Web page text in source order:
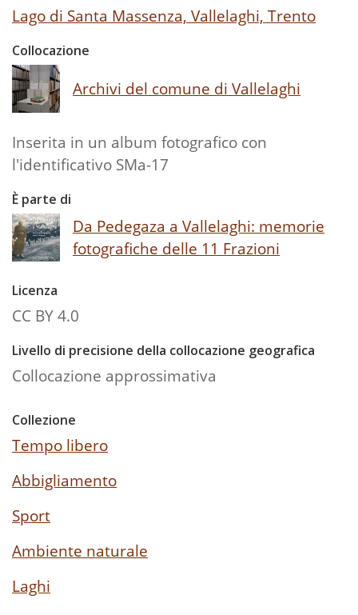
Lago di Santa Massenza, Vallelaghi, Trento
Collocazione
Archivi del comune di Vallelaghi
Inserita in un album fotografico con
l'identificativo SMa-17
È parte di
Da Pedegaza a Vallelaghi: memorie
fotografiche delle 11 Frazioni
Licenza
CC BY 4.0
Livello di precisione della collocazione geografica
Collocazione approssimativa
Collezione
Tempo libero
Abbigliamento
Sport
Ambiente naturale
Laghi